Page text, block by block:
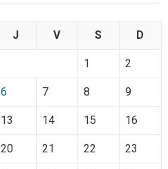
J V S D
1 2
6 7 8 9
13 14 15 16
20 21 22 23